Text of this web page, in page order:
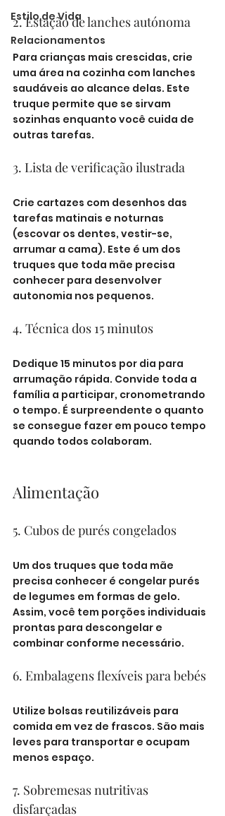
Estilo de Vida
Relacionamentos
2. Estação de lanches autónoma
Para crianças mais crescidas, crie
uma área na cozinha com lanches
saudáveis ao alcance delas. Este
truque permite que se sirvam
sozinhas enquanto você cuida de
outras tarefas.
3. Lista de verificação ilustrada
Crie cartazes com desenhos das
tarefas matinais e noturnas
(escovar os dentes, vestir-se,
arrumar a cama). Este é um dos
truques que toda mãe precisa
conhecer para desenvolver
autonomia nos pequenos.
4. Técnica dos 15 minutos
Dedique 15 minutos por dia para
arrumação rápida. Convide toda a
família a participar, cronometrando
o tempo. É surpreendente o quanto
se consegue fazer em pouco tempo
quando todos colaboram.
Alimentação
5. Cubos de purés congelados
Um dos truques que toda mãe
precisa conhecer é congelar purés
de legumes em formas de gelo.
Assim, você tem porções individuais
prontas para descongelar e
combinar conforme necessário.
6. Embalagens flexíveis para bebés
Utilize bolsas reutilizáveis para
comida em vez de frascos. São mais
leves para transportar e ocupam
menos espaço.
7. Sobremesas nutritivas
disfarçadas